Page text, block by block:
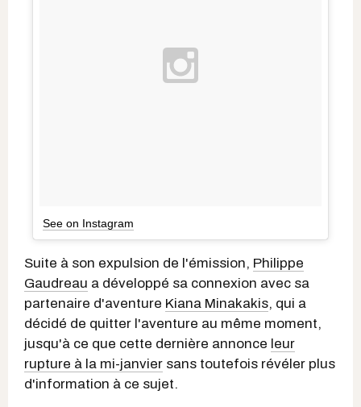
See on Instagram
Suite à son expulsion de l'émission, Philippe
Gaudreau a développé sa connexion avec sa
partenaire d'aventure Kiana Minakakis, qui a
décidé de quitter l'aventure au même moment,
jusqu'à ce que cette dernière annonce leur
rupture à la mi-janvier sans toutefois révéler plus
d'information à ce sujet.